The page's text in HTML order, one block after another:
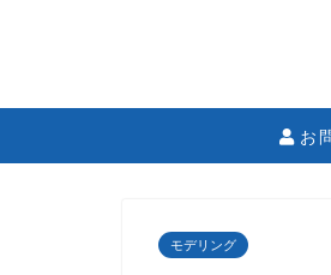
お
モデリング